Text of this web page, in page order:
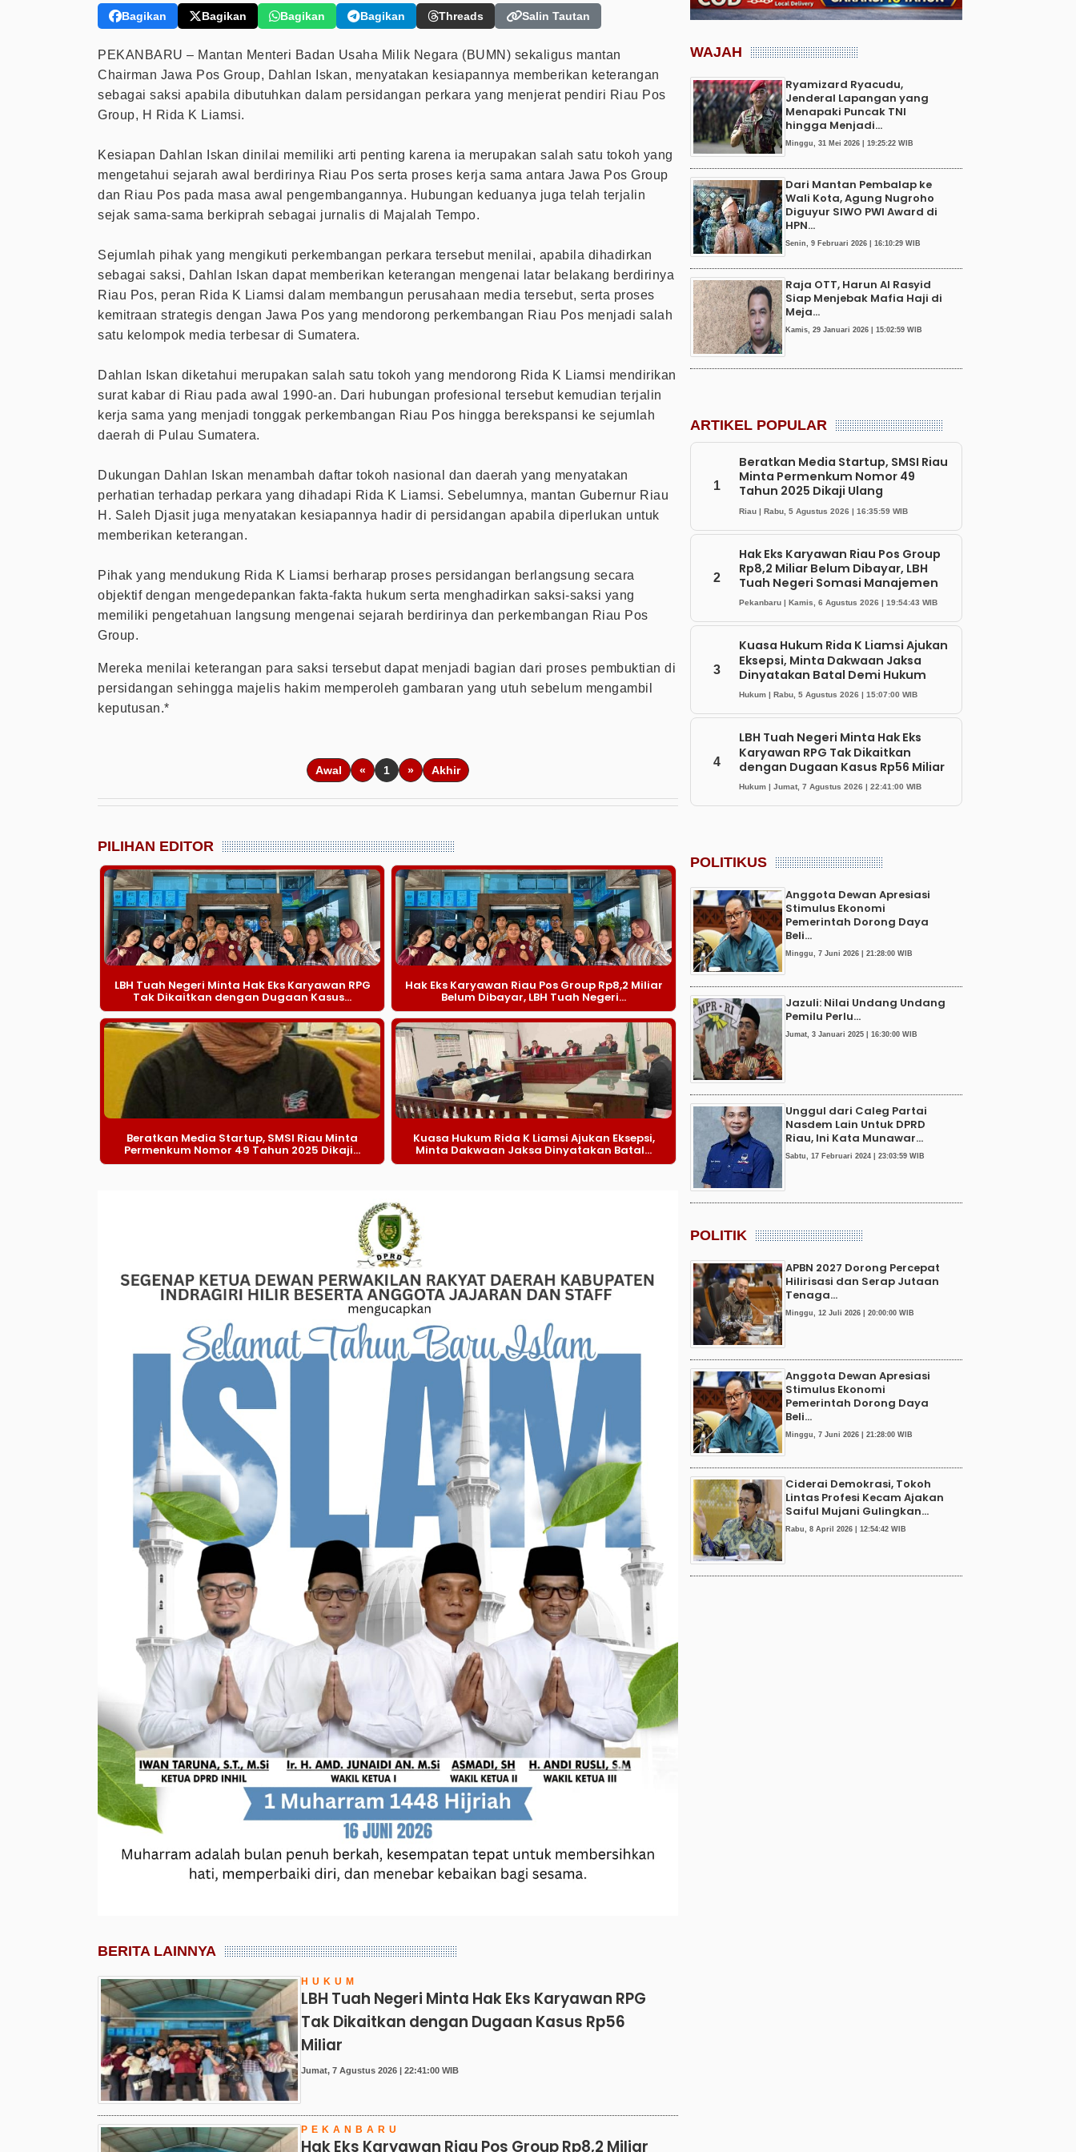
Bagikan Bagikan Bagikan Bagikan Threads Salin Tautan
PEKANBARU – Mantan Menteri Badan Usaha Milik Negara (BUMN) sekaligus mantan
Chairman Jawa Pos Group, Dahlan Iskan, menyatakan kesiapannya memberikan keterangan
sebagai saksi apabila dibutuhkan dalam persidangan perkara yang menjerat pendiri Riau Pos
Group, H Rida K Liamsi.
Kesiapan Dahlan Iskan dinilai memiliki arti penting karena ia merupakan salah satu tokoh yang
mengetahui sejarah awal berdirinya Riau Pos serta proses kerja sama antara Jawa Pos Group
dan Riau Pos pada masa awal pengembangannya. Hubungan keduanya juga telah terjalin
sejak sama-sama berkiprah sebagai jurnalis di Majalah Tempo.
Sejumlah pihak yang mengikuti perkembangan perkara tersebut menilai, apabila dihadirkan
sebagai saksi, Dahlan Iskan dapat memberikan keterangan mengenai latar belakang berdirinya
Riau Pos, peran Rida K Liamsi dalam membangun perusahaan media tersebut, serta proses
kemitraan strategis dengan Jawa Pos yang mendorong perkembangan Riau Pos menjadi salah
satu kelompok media terbesar di Sumatera.
Dahlan Iskan diketahui merupakan salah satu tokoh yang mendorong Rida K Liamsi mendirikan
surat kabar di Riau pada awal 1990-an. Dari hubungan profesional tersebut kemudian terjalin
kerja sama yang menjadi tonggak perkembangan Riau Pos hingga berekspansi ke sejumlah
daerah di Pulau Sumatera.
Dukungan Dahlan Iskan menambah daftar tokoh nasional dan daerah yang menyatakan
perhatian terhadap perkara yang dihadapi Rida K Liamsi. Sebelumnya, mantan Gubernur Riau
H. Saleh Djasit juga menyatakan kesiapannya hadir di persidangan apabila diperlukan untuk
memberikan keterangan.
Pihak yang mendukung Rida K Liamsi berharap proses persidangan berlangsung secara
objektif dengan mengedepankan fakta-fakta hukum serta menghadirkan saksi-saksi yang
memiliki pengetahuan langsung mengenai sejarah berdirinya dan perkembangan Riau Pos
Group.
Mereka menilai keterangan para saksi tersebut dapat menjadi bagian dari proses pembuktian di
persidangan sehingga majelis hakim memperoleh gambaran yang utuh sebelum mengambil
keputusan.*
Awal « 1 » Akhir
PILIHAN EDITOR
LBH Tuah Negeri Minta Hak Eks Karyawan RPG
Tak Dikaitkan dengan Dugaan Kasus...
Hak Eks Karyawan Riau Pos Group Rp8,2 Miliar
Belum Dibayar, LBH Tuah Negeri...
Beratkan Media Startup, SMSI Riau Minta
Permenkum Nomor 49 Tahun 2025 Dikaji...
Kuasa Hukum Rida K Liamsi Ajukan Eksepsi,
Minta Dakwaan Jaksa Dinyatakan Batal...
BERITA LAINNYA
HUKUM
LBH Tuah Negeri Minta Hak Eks Karyawan RPG
Tak Dikaitkan dengan Dugaan Kasus Rp56
Miliar
Jumat, 7 Agustus 2026 | 22:41:00 WIB
PEKANBARU
Hak Eks Karyawan Riau Pos Group Rp8,2 Miliar
WAJAH
Ryamizard Ryacudu,
Jenderal Lapangan yang
Menapaki Puncak TNI
hingga Menjadi...
Minggu, 31 Mei 2026 | 19:25:22 WIB
Dari Mantan Pembalap ke
Wali Kota, Agung Nugroho
Diguyur SIWO PWI Award di
HPN...
Senin, 9 Februari 2026 | 16:10:29 WIB
Raja OTT, Harun Al Rasyid
Siap Menjebak Mafia Haji di
Meja...
Kamis, 29 Januari 2026 | 15:02:59 WIB
ARTIKEL POPULAR
1
Beratkan Media Startup, SMSI Riau
Minta Permenkum Nomor 49
Tahun 2025 Dikaji Ulang
Riau | Rabu, 5 Agustus 2026 | 16:35:59 WIB
2
Hak Eks Karyawan Riau Pos Group
Rp8,2 Miliar Belum Dibayar, LBH
Tuah Negeri Somasi Manajemen
Pekanbaru | Kamis, 6 Agustus 2026 | 19:54:43 WIB
3
Kuasa Hukum Rida K Liamsi Ajukan
Eksepsi, Minta Dakwaan Jaksa
Dinyatakan Batal Demi Hukum
Hukum | Rabu, 5 Agustus 2026 | 15:07:00 WIB
4
LBH Tuah Negeri Minta Hak Eks
Karyawan RPG Tak Dikaitkan
dengan Dugaan Kasus Rp56 Miliar
Hukum | Jumat, 7 Agustus 2026 | 22:41:00 WIB
POLITIKUS
Anggota Dewan Apresiasi
Stimulus Ekonomi
Pemerintah Dorong Daya
Beli...
Minggu, 7 Juni 2026 | 21:28:00 WIB
Jazuli: Nilai Undang Undang
Pemilu Perlu...
Jumat, 3 Januari 2025 | 16:30:00 WIB
Unggul dari Caleg Partai
Nasdem Lain Untuk DPRD
Riau, Ini Kata Munawar...
Sabtu, 17 Februari 2024 | 23:03:59 WIB
POLITIK
APBN 2027 Dorong Percepat
Hilirisasi dan Serap Jutaan
Tenaga...
Minggu, 12 Juli 2026 | 20:00:00 WIB
Anggota Dewan Apresiasi
Stimulus Ekonomi
Pemerintah Dorong Daya
Beli...
Minggu, 7 Juni 2026 | 21:28:00 WIB
Ciderai Demokrasi, Tokoh
Lintas Profesi Kecam Ajakan
Saiful Mujani Gulingkan...
Rabu, 8 April 2026 | 12:54:42 WIB